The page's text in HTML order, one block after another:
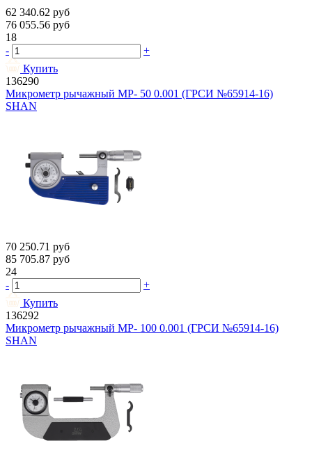
62 340.62 руб
76 055.56 руб
18
-
+
Купить
136290
Микрометр рычажный МР- 50 0.001 (ГРСИ №65914-16)
SHAN
70 250.71 руб
85 705.87 руб
24
-
+
Купить
136292
Микрометр рычажный МР- 100 0.001 (ГРСИ №65914-16)
SHAN